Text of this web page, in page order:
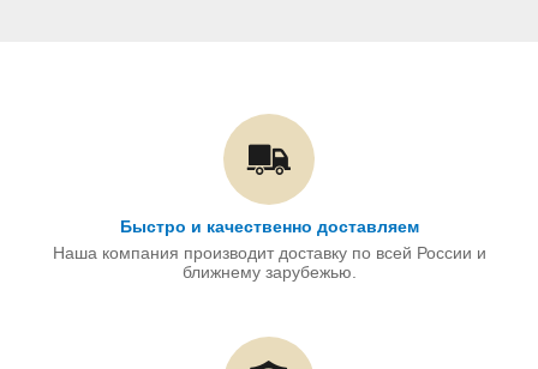
Быстро и качественно доставляем
Наша компания производит доставку по всей России и
ближнему зарубежью.